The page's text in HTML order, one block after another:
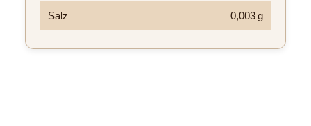
Salz 0,003 g